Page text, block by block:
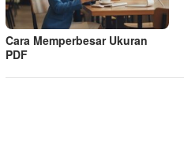
Cara Memperbesar Ukuran
PDF